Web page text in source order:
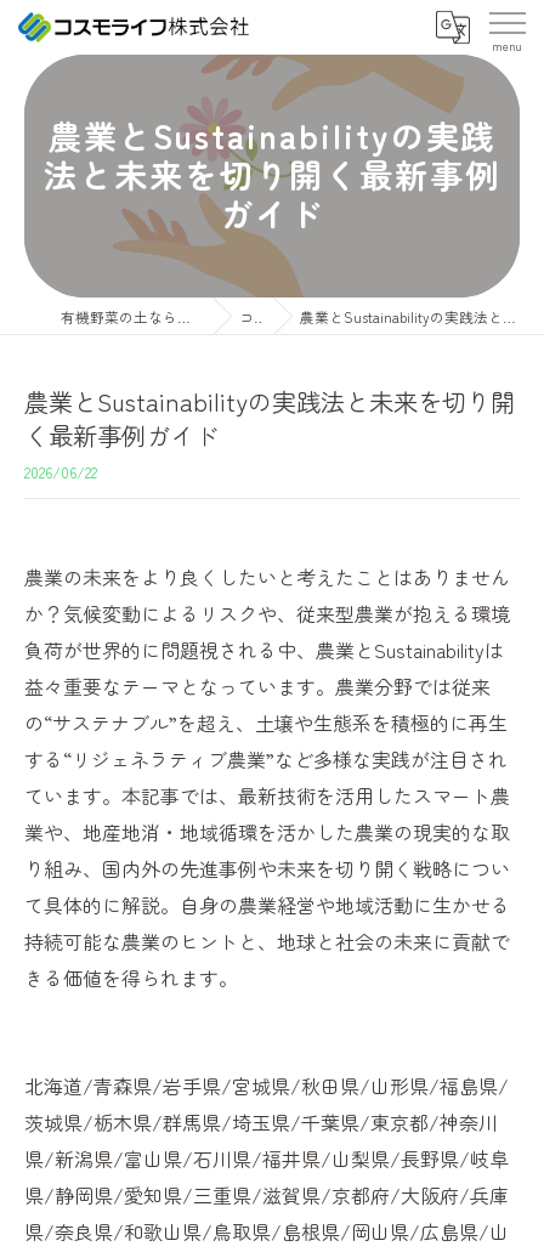
農業とSustainabilityの実践
法と未来を切り開く最新事例
ガイド
コラム 農業とSustainabilityの実践法と未来を切り開く最新事例ガイド
農業とSustainabilityの実践法と未来を切り開
く最新事例ガイド
2026/06/22
農業の未来をより良くしたいと考えたことはありません
か？気候変動によるリスクや、従来型農業が抱える環境
負荷が世界的に問題視される中、農業とSustainabilityは
益々重要なテーマとなっています。農業分野では従来
の“サステナブル”を超え、土壌や生態系を積極的に再生
する“リジェネラティブ農業”など多様な実践が注目され
ています。本記事では、最新技術を活用したスマート農
業や、地産地消・地域循環を活かした農業の現実的な取
り組み、国内外の先進事例や未来を切り開く戦略につい
て具体的に解説。自身の農業経営や地域活動に生かせる
持続可能な農業のヒントと、地球と社会の未来に貢献で
きる価値を得られます。
北海道/青森県/岩手県/宮城県/秋田県/山形県/福島県/
茨城県/栃木県/群馬県/埼玉県/千葉県/東京都/神奈川
県/新潟県/富山県/石川県/福井県/山梨県/長野県/岐阜
県/静岡県/愛知県/三重県/滋賀県/京都府/大阪府/兵庫
県/奈良県/和歌山県/鳥取県/島根県/岡山県/広島県/山